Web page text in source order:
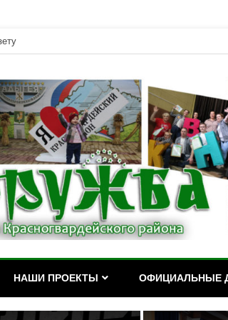
района
НАШИ ПРОЕКТЫ ОФИЦИАЛЬНЫЕ